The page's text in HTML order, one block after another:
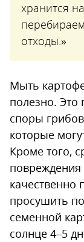
хранится
отходы.»
Мыть
полезно. Это
споры
которые
Кроме того,
повреждения
качественно
просушить
семенной
солнце 4–5